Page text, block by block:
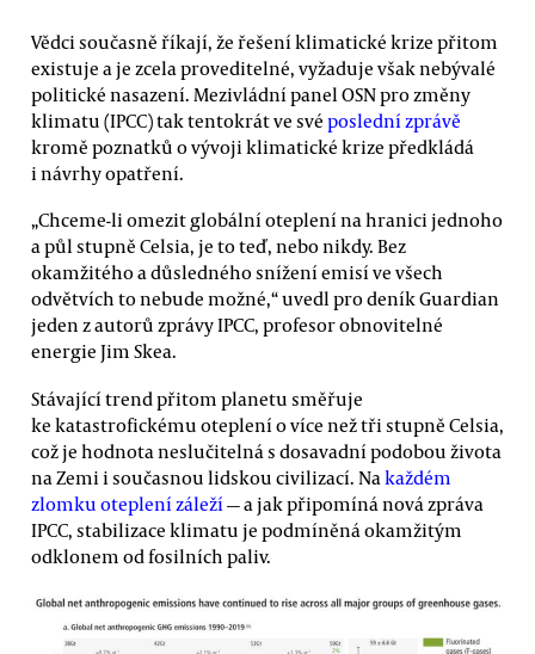
Vědci současně říkají, že řešení klimatické krize přitom
existuje a je zcela proveditelné, vyžaduje však nebývalé
politické nasazení. Mezivládní panel OSN pro změny
klimatu (IPCC) tak tentokrát ve své poslední zprávě
kromě poznatků o vývoji klimatické krize předkládá
i návrhy opatření.
„Chceme-li omezit globální oteplení na hranici jednoho
a půl stupně Celsia, je to teď, nebo nikdy. Bez
okamžitého a důsledného snížení emisí ve všech
odvětvích to nebude možné,“ uvedl pro deník Guardian
jeden z autorů zprávy IPCC, profesor obnovitelné
energie Jim Skea.
Stávající trend přitom planetu směřuje
ke katastrofickému oteplení o více než tři stupně Celsia,
což je hodnota neslučitelná s dosavadní podobou života
na Zemi i současnou lidskou civilizací. Na každém
zlomku oteplení záleží — a jak připomíná nová zpráva
IPCC, stabilizace klimatu je podmíněná okamžitým
odklonem od fosilních paliv.